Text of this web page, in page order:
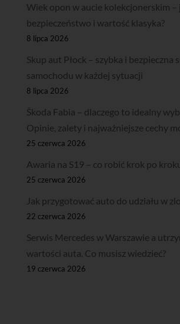
Wiek opon w aucie kolekcjonerskim –
bezpieczeństwo i wartość klasyka?
8 lipca 2026
Skup aut Płock – szybka i bezpieczna
samochodu w każdej sytuacji
8 lipca 2026
Škoda Fabia – dlaczego to idealny
Opinie, zalety i najważniejsze cechy
25 czerwca 2026
Awaria na S19 – co robić krok po
25 czerwca 2026
Jak przygotować auto do udziału w
22 czerwca 2026
Serwis Mercedes w Warszawie a
wartości auta. Co musisz wiedzieć?
19 czerwca 2026